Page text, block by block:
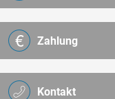
Kontakt
Zahlung